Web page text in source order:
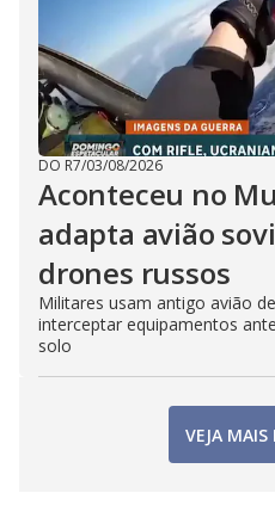
DO R7/03/08/2026
Aconteceu no
adapta avião
drones russos
Militares usam antigo avião
interceptar equipamentos
solo
VEJA